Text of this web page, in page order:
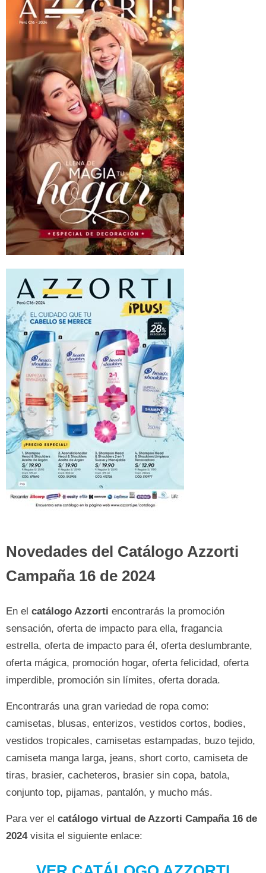
Novedades del Catálogo Azzorti
Campaña 16 de 2024
En el catálogo Azzorti encontrarás la promoción
sensación, oferta de impacto para ella, fragancia
estrella, oferta de impacto para él, oferta deslumbrante,
oferta mágica, promoción hogar, oferta felicidad, oferta
imperdible, promoción sin límites, oferta dorada.
Encontrarás una gran variedad de ropa como:
camisetas, blusas, enterizos, vestidos cortos, bodies,
vestidos tropicales, camisetas estampadas, buzo tejido,
camiseta manga larga, jeans, short corto, camiseta de
tiras, brasier, cacheteros, brasier sin copa, batola,
conjunto top, pijamas, pantalón, y mucho más.
Para ver el catálogo virtual de Azzorti Campaña 16 de
2024 visita el siguiente enlace: